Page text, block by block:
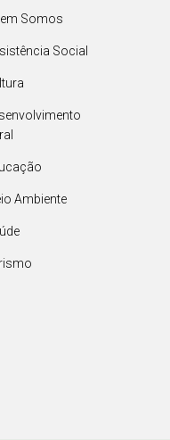
Somos
Social
Ambiente